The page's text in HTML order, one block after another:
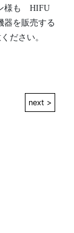
様も　HIFU
器を販売する
ださい。
next >